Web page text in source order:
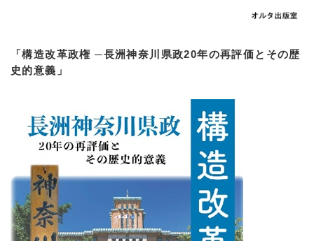
「構造改革政権 ─長洲神奈川県政20年の再評価とその歴
史的意義」